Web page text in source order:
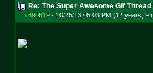
Re: The Super Awesome Gif Thread
#690619- 10/25/13 05:03 PM (12 years, 9